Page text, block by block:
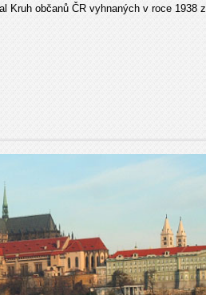
Kruh občanů ČR vyhnaných v roce 1938 z